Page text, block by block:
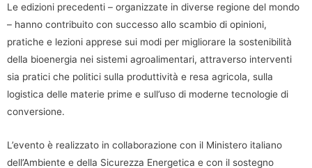
Le edizioni precedenti – organizzate in diverse regione del mondo
– hanno contribuito con successo allo scambio di opinioni,
pratiche e lezioni apprese sui modi per migliorare la sostenibilità
della bioenergia nei sistemi agroalimentari, attraverso interventi
sia pratici che politici sulla produttività e resa agricola, sulla
logistica delle materie prime e sull’uso di moderne tecnologie di
conversione.
L’evento è realizzato in collaborazione con il Ministero italiano
dell’Ambiente e della Sicurezza Energetica e con il sostegno